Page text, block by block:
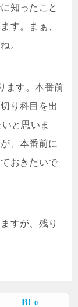
知ったこと
す。まぁ、
。
ます。本番前
り科目を出
と思いま
、本番前に
おきたいで
すが、残り
0